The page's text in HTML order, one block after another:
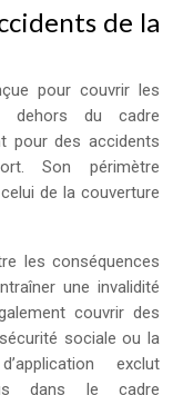
de la
pour couvrir les
dehors du cadre
pour des accidents
Son périmètre
de la couverture
les conséquences
une invalidité
couvrir des
sociale ou la
exclut
dans le cadre